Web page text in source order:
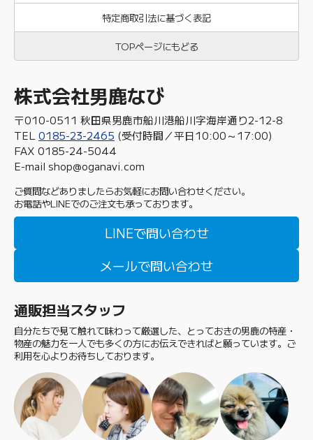
特定商取引法に基づく表記
TOPページにもどる
株式会社男鹿なび
〒010-0511 秋田県男鹿市船川港船川字海岸通り2-12-8
TEL0185-23-2465 (受付時間／平日10:00～17:00)
FAX 0185-24-5044
E-mail shop@oganavi.com
ご質問などありましたらお気軽にお問い合わせください。
お電話やLINEでのご注文も承っております。
LINEで問い合わせ
メールで問い合わせ
通販担当スタッフ
自分たちで見て触れて味わって厳選した、とっておきの男鹿の特産・
物産の魅力を一人でも多くの方にお伝えできればと願っています。ご
利用を心よりお待ちしております。